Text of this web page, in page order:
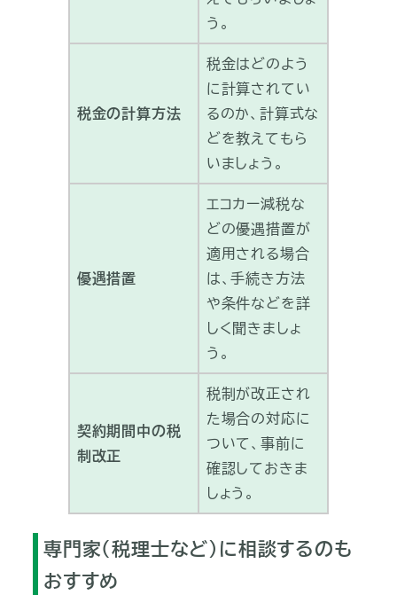
う。
税金の計算方法
税金はどのよう
に計算されてい
るのか、計算式な
どを教えてもら
いましょう。
優遇措置
エコカー減税な
どの優遇措置が
適用される場合
は、手続き方法
や条件などを詳
しく聞きましょ
う。
契約期間中の税
制改正
税制が改正され
た場合の対応に
ついて、事前に
確認しておきま
しょう。
専門家（税理士など）に相談するのも
おすすめ